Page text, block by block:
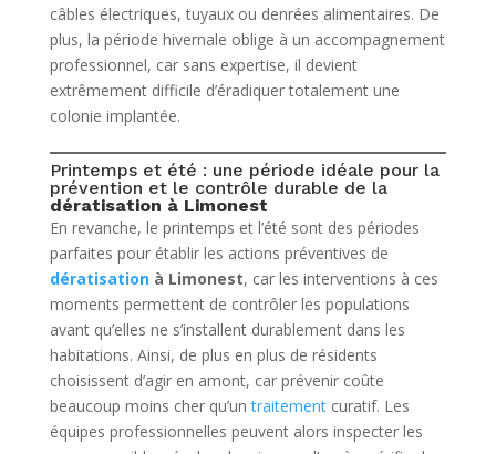
câbles électriques, tuyaux ou denrées alimentaires. De
plus, la période hivernale oblige à un accompagnement
professionnel, car sans expertise, il devient
extrêmement difficile d’éradiquer totalement une
colonie implantée.
Printemps et été : une période idéale pour la
prévention et le contrôle durable de la
dératisation à Limonest
En revanche, le printemps et l’été sont des périodes
parfaites pour établir les actions préventives de
dératisationà Limonest, car les interventions à ces
moments permettent de contrôler les populations
avant qu’elles ne s’installent durablement dans les
habitations. Ainsi, de plus en plus de résidents
choisissent d’agir en amont, car prévenir coûte
beaucoup moins cher qu’untraitementcuratif. Les
équipes professionnelles peuvent alors inspecter les